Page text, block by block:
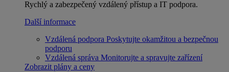
Rychlý a zabezpečený vzdálený přístup a IT podpora.
Další informace
Vzdálená podpora Poskytujte okamžitou a bezpečnou
podporu
Vzdálená správa Monitorujte a spravujte zařízení
Zobrazit plány a ceny